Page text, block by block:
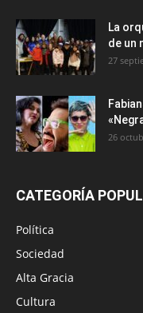
La
de un
27
26
CATEGORÍA
Política
Sociedad
Alta Gracia
Cultura